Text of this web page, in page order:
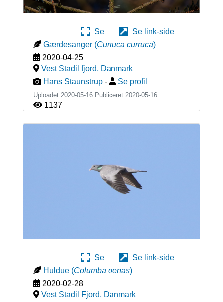
Se
Se link-side
Gærdesanger (Curruca curruca)
2020-04-25
Vest Stadil fjord, Danmark
Hans Staunstrup - Se profil
Uploadet 2020-05-16 Publiceret 2020-05-16
1137
Se
Se link-side
Huldue (Columba oenas)
2020-02-28
Vest Stadil Fjord, Danmark